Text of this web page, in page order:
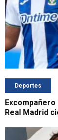
Deportes
Real Madrid